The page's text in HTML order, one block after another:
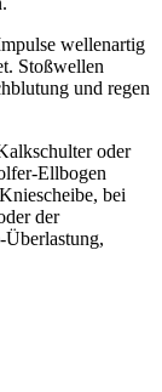
wellenartig
Stoßwellen
und regen
oder
Ellbogen
bei
der
Überlastung,